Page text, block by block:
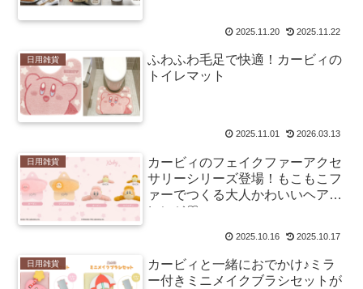
2025.11.20 2025.11.22
日用雑貨
ふわふわ毛足で快適！カービィの
トイレマット
2025.11.01 2026.03.13
日用雑貨
カービィのフェイクファーアクセ
サリーシリーズ登場！もこもこフ
ァーでつくる大人かわいいヘアア
レンジ♡
2025.10.16 2025.10.17
日用雑貨
カービィと一緒におでかけ♪ミラ
ー付きミニメイクブラシセットが